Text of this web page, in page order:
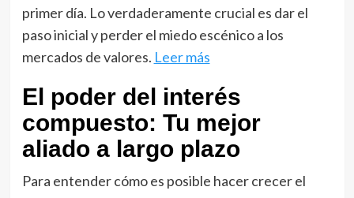
primer día. Lo verdaderamente crucial es dar el
paso inicial y perder el miedo escénico a los
mercados de valores. Leer más
El poder del interés
compuesto: Tu mejor
aliado a largo plazo
Para entender cómo es posible hacer crecer el